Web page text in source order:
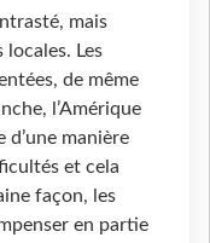
mais
Les
de même
l’Amérique
d’une manière
et cela
façon, les
en partie